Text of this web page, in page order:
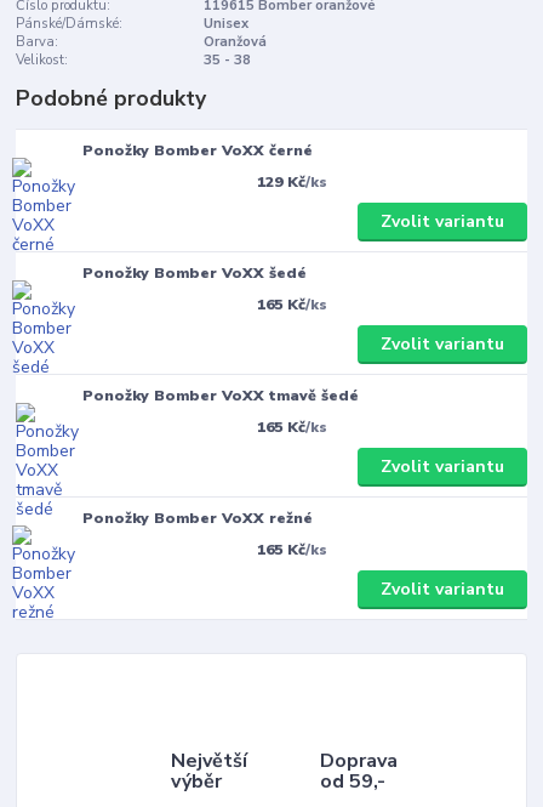
Číslo produktu:
119615 Bomber oranžové
Pánské/Dámské:
Unisex
Barva:
Oranžová
Velikost:
35 - 38
Podobné produkty
Ponožky Bomber VoXX černé
129 Kč/ks
Zvolit variantu
Ponožky Bomber VoXX šedé
165 Kč/ks
Zvolit variantu
Ponožky Bomber VoXX tmavě šedé
165 Kč/ks
Zvolit variantu
Ponožky Bomber VoXX režné
165 Kč/ks
Zvolit variantu
Největší
výběr
Doprava
od 59,-